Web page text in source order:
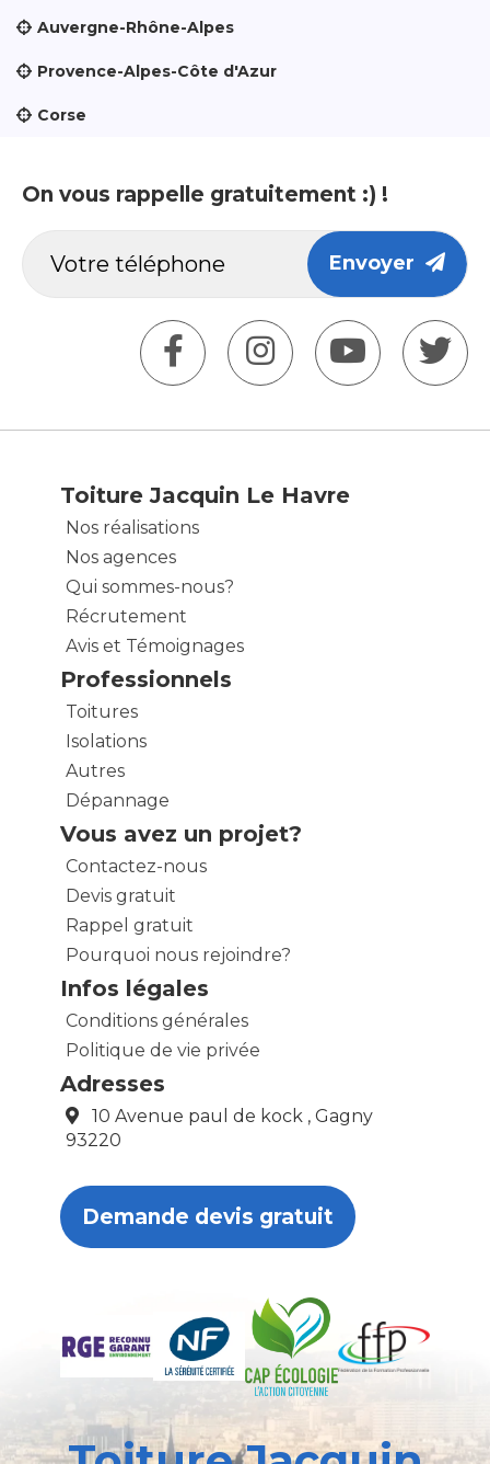
Auvergne-Rhône-Alpes
Provence-Alpes-Côte d'Azur
Corse
On vous rappelle gratuitement :) !
Envoyer
Toiture Jacquin Le Havre
Nos réalisations
Nos agences
Qui sommes-nous?
Récrutement
Avis et Témoignages
Professionnels
Toitures
Isolations
Autres
Dépannage
Vous avez un projet?
Contactez-nous
Devis gratuit
Rappel gratuit
Pourquoi nous rejoindre?
Infos légales
Conditions générales
Politique de vie privée
Adresses
10 Avenue paul de kock , Gagny
93220
Demande devis gratuit